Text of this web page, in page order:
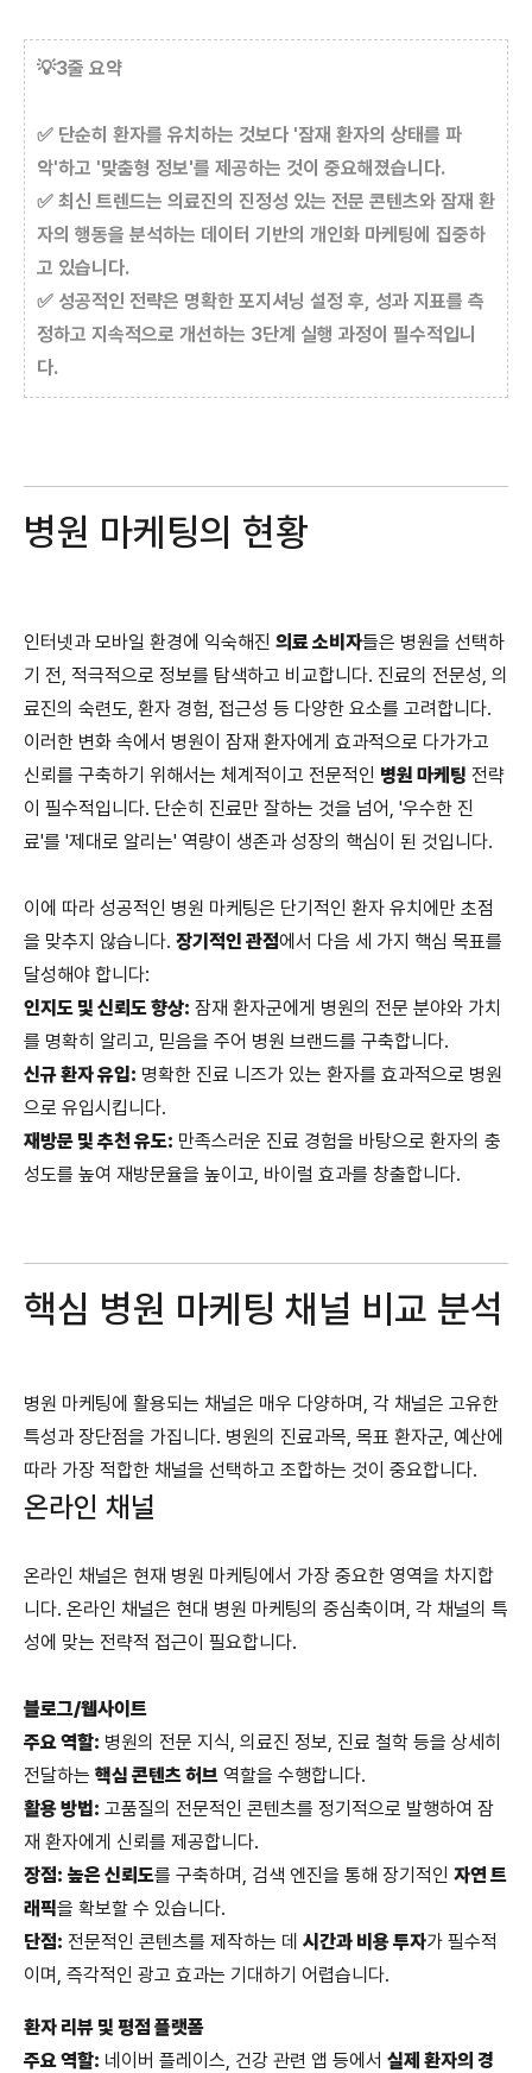
💡3줄 요약
✅ 단순히 환자를 유치하는 것보다 '잠재 환자의 상태를 파
악'하고 '맞춤형 정보'를 제공하는 것이 중요해졌습니다.
✅ 최신 트렌드는 의료진의 진정성 있는 전문 콘텐츠와 잠재 환
자의 행동을 분석하는 데이터 기반의 개인화 마케팅에 집중하
고 있습니다.
✅ 성공적인 전략은 명확한 포지셔닝 설정 후, 성과 지표를 측
정하고 지속적으로 개선하는 3단계 실행 과정이 필수적입니
다.
병원 마케팅의 현황
인터넷과 모바일 환경에 익숙해진 의료 소비자들은 병원을 선택하
기 전, 적극적으로 정보를 탐색하고 비교합니다. 진료의 전문성, 의
료진의 숙련도, 환자 경험, 접근성 등 다양한 요소를 고려합니다.
이러한 변화 속에서 병원이 잠재 환자에게 효과적으로 다가가고
신뢰를 구축하기 위해서는 체계적이고 전문적인 병원 마케팅 전략
이 필수적입니다. 단순히 진료만 잘하는 것을 넘어, '우수한 진
료'를 '제대로 알리는' 역량이 생존과 성장의 핵심이 된 것입니다.
이에 따라 성공적인 병원 마케팅은 단기적인 환자 유치에만 초점
을 맞추지 않습니다. 장기적인 관점에서 다음 세 가지 핵심 목표를
달성해야 합니다:
인지도 및 신뢰도 향상: 잠재 환자군에게 병원의 전문 분야와 가치
를 명확히 알리고, 믿음을 주어 병원 브랜드를 구축합니다.
신규 환자 유입: 명확한 진료 니즈가 있는 환자를 효과적으로 병원
으로 유입시킵니다.
재방문 및 추천 유도: 만족스러운 진료 경험을 바탕으로 환자의 충
성도를 높여 재방문율을 높이고, 바이럴 효과를 창출합니다.
핵심 병원 마케팅 채널 비교 분석
병원 마케팅에 활용되는 채널은 매우 다양하며, 각 채널은 고유한
특성과 장단점을 가집니다. 병원의 진료과목, 목표 환자군, 예산에
따라 가장 적합한 채널을 선택하고 조합하는 것이 중요합니다.
온라인 채널
온라인 채널은 현재 병원 마케팅에서 가장 중요한 영역을 차지합
니다. 온라인 채널은 현대 병원 마케팅의 중심축이며, 각 채널의 특
성에 맞는 전략적 접근이 필요합니다.
블로그/웹사이트
주요 역할: 병원의 전문 지식, 의료진 정보, 진료 철학 등을 상세히
전달하는 핵심 콘텐츠 허브 역할을 수행합니다.
활용 방법: 고품질의 전문적인 콘텐츠를 정기적으로 발행하여 잠
재 환자에게 신뢰를 제공합니다.
장점: 높은 신뢰도를 구축하며, 검색 엔진을 통해 장기적인 자연 트
래픽을 확보할 수 있습니다.
단점: 전문적인 콘텐츠를 제작하는 데 시간과 비용 투자가 필수적
이며, 즉각적인 광고 효과는 기대하기 어렵습니다.
환자 리뷰 및 평점 플랫폼
주요 역할: 네이버 플레이스, 건강 관련 앱 등에서 실제 환자의 경